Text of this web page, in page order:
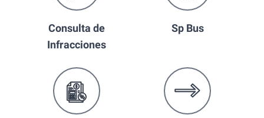
Consulta de
Infracciones
Sp Bus